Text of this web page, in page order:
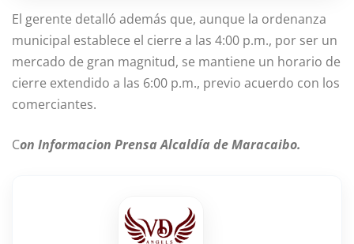
El gerente detalló además que, aunque la ordenanza
municipal establece el cierre a las 4:00 p.m., por ser un
mercado de gran magnitud, se mantiene un horario de
cierre extendido a las 6:00 p.m., previo acuerdo con los
comerciantes.
Con Informacion Prensa Alcaldía de Maracaibo.